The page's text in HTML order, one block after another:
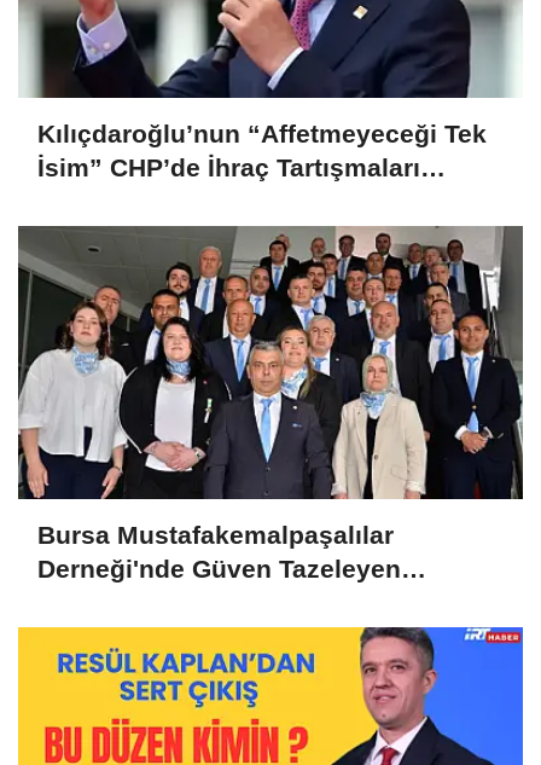
Kılıçdaroğlu’nun “Affetmeyeceği Tek
İsim” CHP’de İhraç Tartışmaları
Bursa Mustafakemalpaşalılar
Derneği'nde Güven Tazeleyen